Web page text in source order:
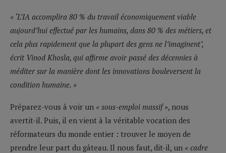
« ‘L’IA accomplira 80 % du travail économiquement viable
aujourd’hui effectué par les humains, dans 80 % des métiers, et
cela plus rapidement que la plupart des gens ne l’imaginent’,
écrit Vinod Khosla, qui affirme avoir passé des décennies à
méditer sur la manière dont les innovations bouleversent la
condition humaine. »
Préparez-vous à voir un « sous-emploi massif », nous
avertit-il. Puis, il en vient à la véritable vocation des
réformateurs du monde entier : trouver le moyen de
prendre leur part du gâteau. Il nous faut, dit-il, un « cadre